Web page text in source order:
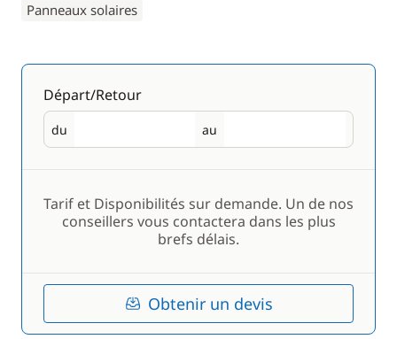
Panneaux solaires
Départ/Retour
du
Départ au
Retour
Tarif et Disponibilités sur demande. Un de nos
conseillers vous contactera dans les plus
brefs délais.
Obtenir un devis